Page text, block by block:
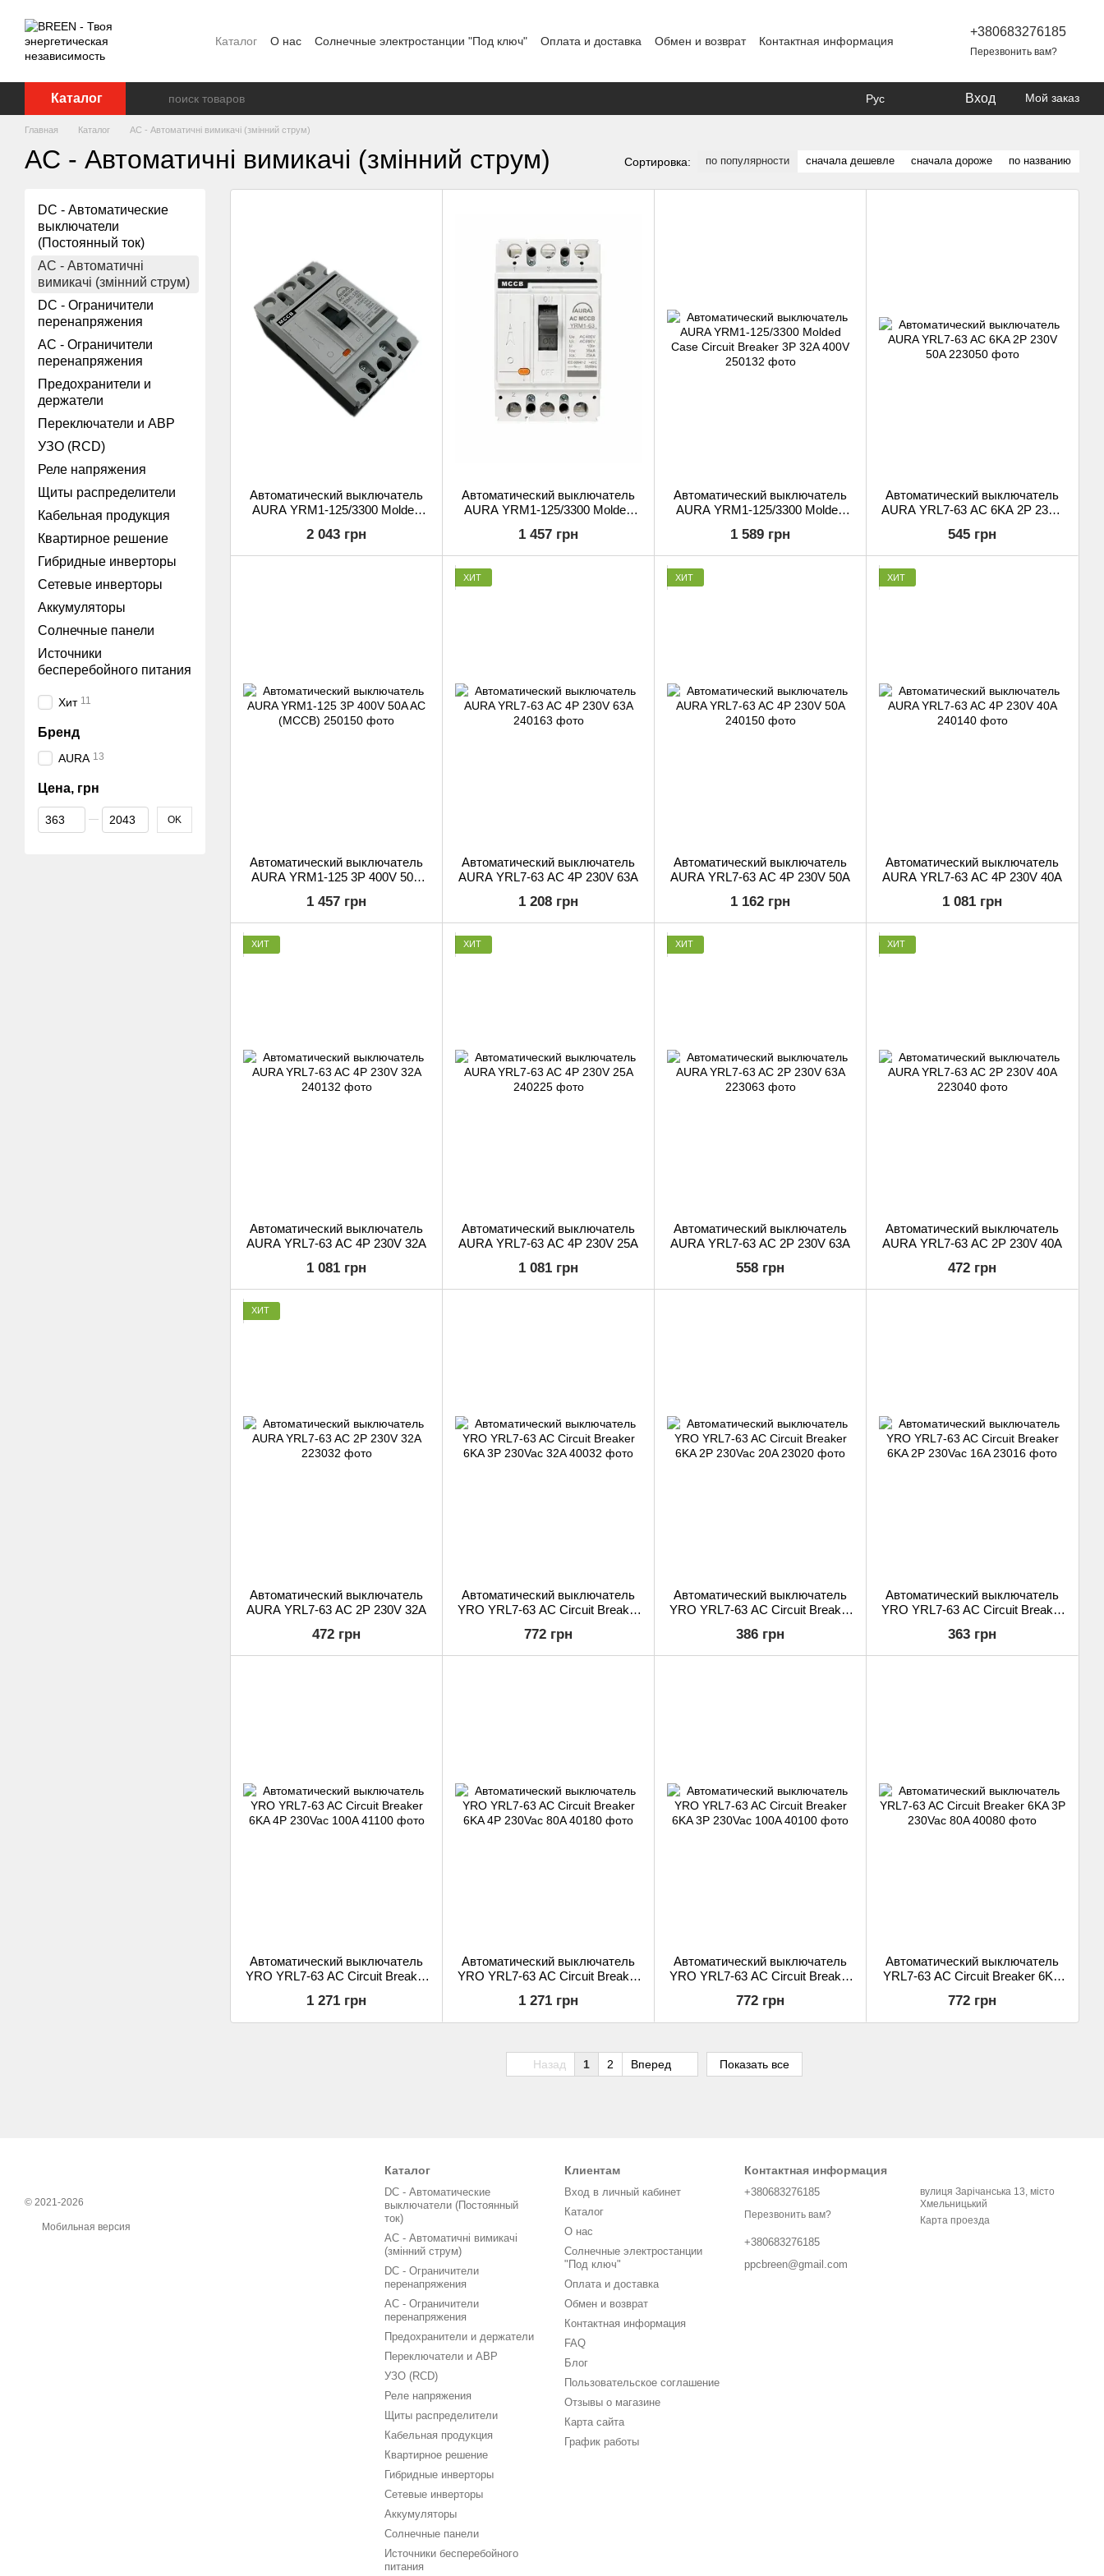
Каталог О нас Солнечные электростанции "Под ключ" Оплата и доставка Обмен и возврат
Контактная информация
+380683276185
Перезвонить вам?
Каталог Рус Вход Мой заказ
Главная Каталог AC - Автоматичні вимикачі (змінний струм)
AC - Автоматичні вимикачі (змінний струм) Сортировка: по популярности сначала дешевле сначала дороже по названию
Автоматический выключатель
AURA YRM1-125/3300 Molded
400V
2 043 грн
Автоматический выключатель
AURA YRM1-125/3300 Molded
1 457 грн
Автоматический выключатель
AURA YRM1-125/3300 Molded
1 589 грн
Автоматический выключатель
AURA YRL7-63 AC 6KA 2P 230V
545 грн
Автоматический выключатель
AURA YRM1-125 3P 400V 50A
1 457 грн
ХИТ
Автоматический выключатель
AURA YRL7-63 AC 4P 230V 63A
1 208 грн
ХИТ
Автоматический выключатель
AURA YRL7-63 AC 4P 230V 50A
1 162 грн
ХИТ
Автоматический выключатель
AURA YRL7-63 AC 4P 230V 40A
1 081 грн
ХИТ
Автоматический выключатель
AURA YRL7-63 AC 4P 230V 32A
1 081 грн
ХИТ
Автоматический выключатель
AURA YRL7-63 AC 4P 230V 25A
1 081 грн
ХИТ
Автоматический выключатель
AURA YRL7-63 AC 2P 230V 63A
558 грн
ХИТ
Автоматический выключатель
AURA YRL7-63 AC 2P 230V 40A
472 грн
ХИТ
Автоматический выключатель
AURA YRL7-63 AC 2P 230V 32A
472 грн
Автоматический выключатель
YRO YRL7-63 AC Circuit Breaker
772 грн
Автоматический выключатель
YRO YRL7-63 AC Circuit Breaker
386 грн
Автоматический выключатель
YRO YRL7-63 AC Circuit Breaker
363 грн
Автоматический выключатель
YRO YRL7-63 AC Circuit Breaker
1 271 грн
Автоматический выключатель
YRO YRL7-63 AC Circuit Breaker
1 271 грн
Автоматический выключатель
YRO YRL7-63 AC Circuit Breaker
772 грн
Автоматический выключатель
YRL7-63 AC Circuit Breaker 6KA
772 грн
Назад 1 2 Вперед Показать все
DC - Автоматические
выключатели
(Постоянный ток)
AC - Автоматичні
вимикачі (змінний струм)
DC - Ограничители
перенапряжения
AC - Ограничители
перенапряжения
Предохранители и
держатели
Переключатели и АВР
УЗО (RCD)
Реле напряжения
Щиты распределители
Кабельная продукция
Квартирное решение
Гибридные инверторы
Сетевые инверторы
Аккумуляторы
Солнечные панели
Источники
бесперебойного питания
Хит 11
Бренд
AURA 13
Цена, грн
От Цена, грн
До Цена, грн OK
© 2021-2026
Мобильная версия
Каталог
DC - Автоматические
выключатели (Постоянный
ток)
AC - Автоматичні вимикачі
(змінний струм)
DC - Ограничители
перенапряжения
AC - Ограничители
перенапряжения
Предохранители и держатели
Переключатели и АВР
УЗО (RCD)
Реле напряжения
Щиты распределители
Кабельная продукция
Квартирное решение
Гибридные инверторы
Сетевые инверторы
Аккумуляторы
Солнечные панели
Источники бесперебойного
питания
Клиентам
Вход в личный кабинет
Каталог
О нас
Солнечные электростанции
"Под ключ"
Оплата и доставка
Обмен и возврат
Контактная информация
FAQ
Блог
Пользовательское соглашение
Отзывы о магазине
Карта сайта
График работы
Контактная информация
+380683276185
Перезвонить вам?
+380683276185
ppcbreen@gmail.com
вулиця Зарічанська 13, місто
Хмельницький
Карта проезда